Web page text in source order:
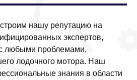
нашу репутацию на
экспертов,
любыми проблемами,
лодочного мотора. Наш
знания в области